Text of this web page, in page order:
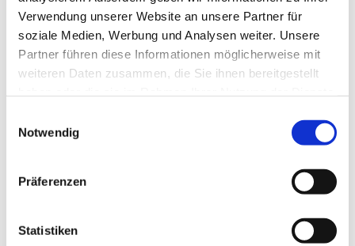
Verwendung unserer Website an unsere Partner für
soziale Medien, Werbung und Analysen weiter. Unsere
Partner führen diese Informationen möglicherweise mit
weiteren Daten zusammen, die Sie ihnen bereitgestellt
Notwendig
Präferenzen
Statistiken
Dies könnte Sie auch